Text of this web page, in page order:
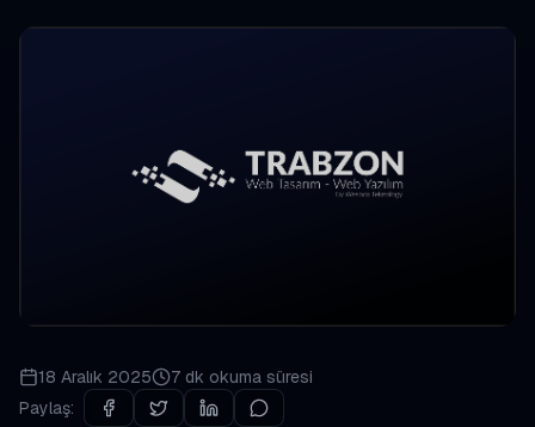
18 Aralık 2025 7 dk okuma süresi
Paylaş: